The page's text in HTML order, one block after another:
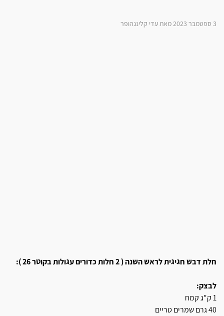
3 ספטמבר 2023 מאת עדי קלינגהופר
חלת דבש חגיגית לראש השנה ( 2 חלות כדורים עגולות בקוטר 26 ):
לבצק:
1 ק"ג קמח
40 גרם שמרים טריים